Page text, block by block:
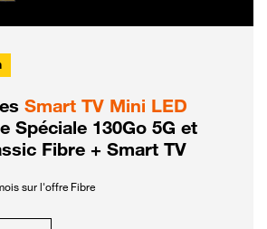
Smart TV Mini LED
Spéciale 130Go 5G et
Fibre + Smart TV
sur l'offre Fibre